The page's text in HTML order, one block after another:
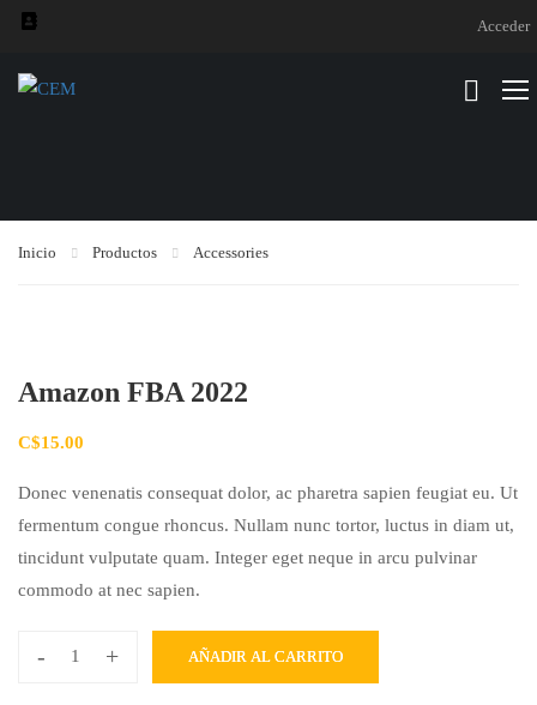
Acceder
Inicio Productos Accessories
Amazon FBA 2022
C$15.00
Donec venenatis consequat dolor, ac pharetra sapien feugiat eu. Ut
fermentum congue rhoncus. Nullam nunc tortor, luctus in diam ut,
tincidunt vulputate quam. Integer eget neque in arcu pulvinar
commodo at nec sapien.
- + AÑADIR AL CARRITO